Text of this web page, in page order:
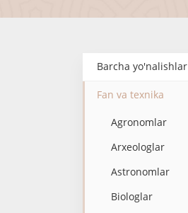
Barcha yo'nalishlar
Fan va texnika
Agronomlar
Arxeologlar
Astronomlar
Biologlar